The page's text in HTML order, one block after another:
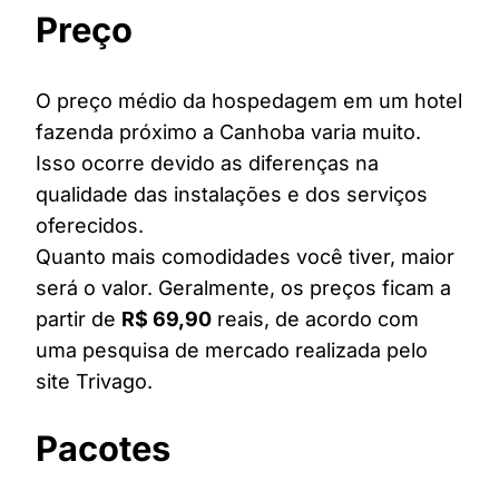
Preço
O preço médio da hospedagem em um hotel
fazenda próximo a Canhoba varia muito.
Isso ocorre devido as diferenças na
qualidade das instalações e dos serviços
oferecidos.
Quanto mais comodidades você tiver, maior
será o valor. Geralmente, os preços ficam a
partir de R$ 69,90 reais, de acordo com
uma pesquisa de mercado realizada pelo
site Trivago.
Pacotes